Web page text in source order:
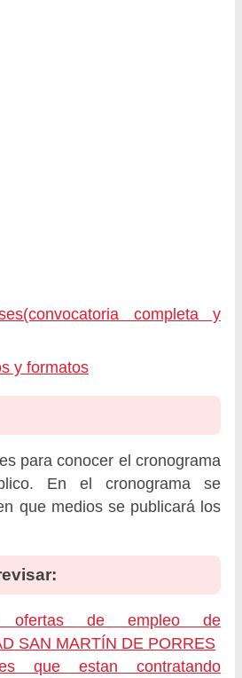
completa y
y formatos
para conocer el cronograma
En el cronograma se
que medios se publicará los
ofertas de empleo de
SAN MARTÍN DE PORRES
que estan contratando